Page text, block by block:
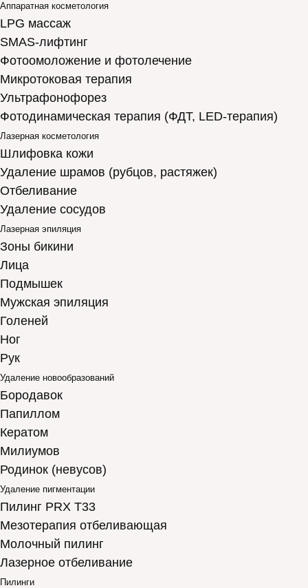
Аппаратная косметология
LPG массаж
SMAS-лифтинг
Фотоомоложение и фотолечение
Микротоковая терапия
Ультрафонофорез
Фотодинамическая терапия (ФДТ, LED-терапия)
Лазерная косметология
Шлифовка кожи
Удаление шрамов (рубцов, растяжек)
Отбеливание
Удаление сосудов
Лазерная эпиляция
Зоны бикини
Лица
Подмышек
Мужская эпиляция
Голеней
Ног
Рук
Удаление новообразований
Бородавок
Папиллом
Кератом
Милиумов
Родинок (невусов)
Удаление пигментации
Пилинг PRX T33
Мезотерапия отбеливающая
Молочный пилинг
Лазерное отбеливание
Пилинги